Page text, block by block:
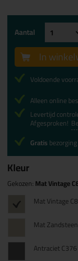
Kleur
Gekozen:Mat Vintage
Mat Vintage
Mat
Antraciet C376
Aantal
In
Voldoende
Alleen online
Levertijd
Afgesproken!
Gratis